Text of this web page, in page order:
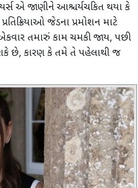
એ જાણીને આશ્ચર્યચકિત થયા કે
જેડના પ્રમોશન માટે
તમારું કામ ચમકી જાય, પછી
છે, કારણ કે તમે તે પહેલાથી જ